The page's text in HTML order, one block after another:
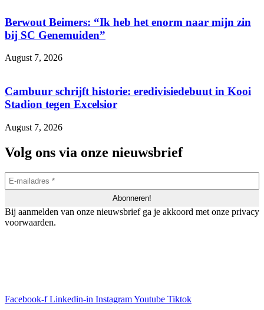
Berwout Beimers: “Ik heb het enorm naar mijn zin
bij SC Genemuiden”
August 7, 2026
Cambuur schrijft historie: eredivisiedebuut in Kooi
Stadion tegen Excelsior
August 7, 2026
Volg ons via onze nieuwsbrief
Bij aanmelden van onze nieuwsbrief ga je akkoord met onze privacy
voorwaarden.
Facebook-f Linkedin-in InstagramYoutube Tiktok